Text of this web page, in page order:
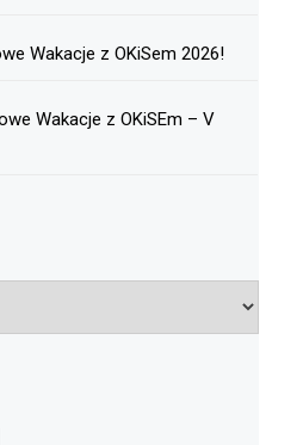
Wakacje z OKiSem 2026!
Wakacje z OKiSEm – V